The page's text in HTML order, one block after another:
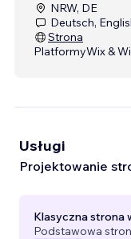
NRW, DE
Deutsch,
Strona
PlatformyWix &
Usługi
Projektowanie
Klasyczna strona
Podstawowa